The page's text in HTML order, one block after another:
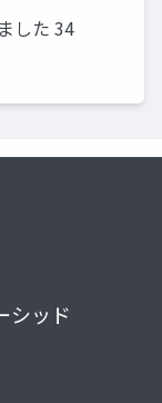
した 34
シッド